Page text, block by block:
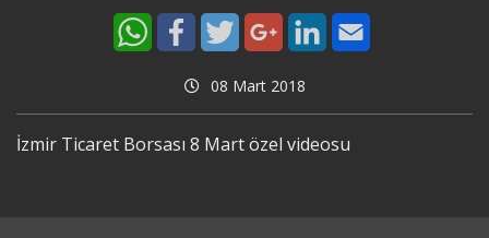
08 Mart 2018
İzmir Ticaret Borsası 8 Mart özel videosu